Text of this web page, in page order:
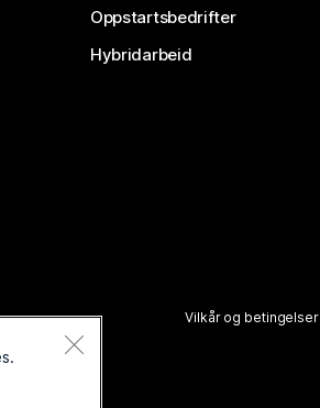
Oppstartsbedrifter
Hybridarbeid
Vilkår og betingelser